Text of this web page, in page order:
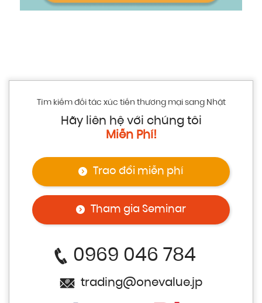
Tìm kiếm đối tác xúc tiến thương mại sang Nhật
Hãy liên hệ với chúng tôi
Miễn Phí!
Trao đổi miễn phí
Tham gia Seminar
0969 046 784
trading@onevalue.jp